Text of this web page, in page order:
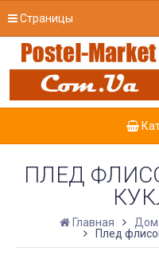
Страницы
ПЛЕД
Главная
Плед